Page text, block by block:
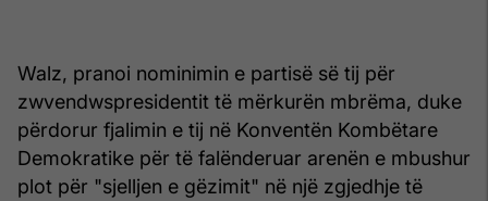
Walz, pranoi nominimin e partisë së tij për
zwvendwspresidentit të mërkurën mbrëma, duke
përdorur fjalimin e tij në Konventën Kombëtare
Demokratike për të falënderuar arenën e mbushur
plot për "sjelljen e gëzimit" në një zgjedhje të